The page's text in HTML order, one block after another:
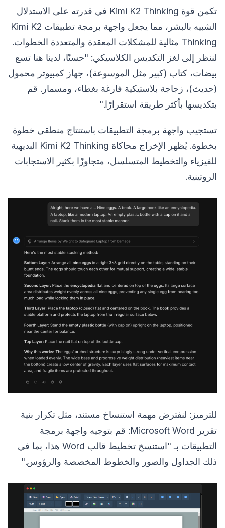
تكمن قوة Kimi K2 Thinking في قدرته على الاستدلال
الشبيه بالبشر، مما يجعل واجهة برمجة تطبيقات Kimi K2
Thinking مثالية للمشكلات المعقدة والمتعددة الخطوات.
لننظر إلى لغز التكديس الكلاسيكي: "حسنًا، لدينا هنا تسع
بيضات، كتاب (كبير مثل الموسوعة)، جهاز كمبيوتر محمول
(حديث)، زجاجة بلاستيكية فارغة بغطاء، ومسمار. قم
بتكديسها بأكثر طريقة استقرارًا."
تستجيب واجهة برمجة التطبيقات باستنتاج منطقي خطوة
بخطوة. يُظهر الإخراج محاكاة Kimi K2 Thinking البديهية
للفيزياء والتخطيط المتسلسل، متجاوزًا بكثير الاستجابات
الروتينية.
للترميز: لنفترض مهمة استنساخ مستند، مثل تكرار بنية
تقرير Microsoft Word: قم بتوجيه واجهة برمجة
التطبيقات بـ "استنسخ تخطيط قالب Word هذا، بما في
ذلك الجداول والصور والخطوط المخصصة والرؤوس."